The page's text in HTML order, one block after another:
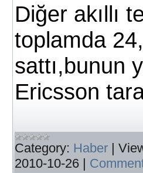
Diğer akıllı
toplamda
sattı,bunun
Ericsson
Category: Haber |
2010-10-26 |